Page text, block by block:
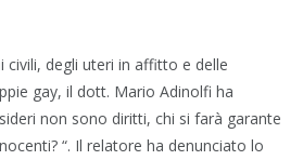
civili, degli uteri in affitto e delle
gay, il dott. Mario Adinolfi ha
non sono diritti, chi si farà garante
“. Il relatore ha denunciato lo